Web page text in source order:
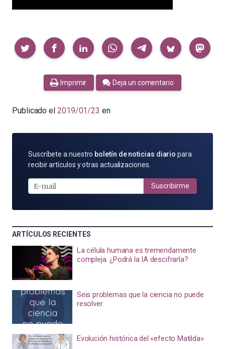
Compartir
Imprimir Deja un comentario
Publicado el 2019/01/23 en
SUSCRÍBETE
POR
MAIL
Suscríbete a nuestro boletín de noticias diario para
recibir artículos y otras actualizaciones.
Suscribirme
ARTÍCULOS RECIENTES
La célula humana es tremendamente
compleja. ¿Podrá la IA descifrarla?
Seis problemas que la ciencia no puede
resolver
Evolución histórica del «efecto Matilda»